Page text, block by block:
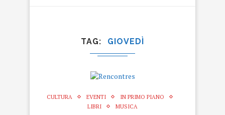
TAG GIOVEDÌ
CULTURA EVENTI
IN PRIMO PIANO
LIBRI
MUSICA